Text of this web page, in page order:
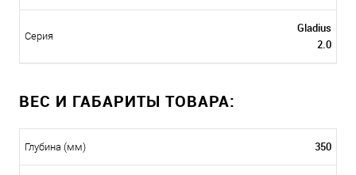
Серия
Gladius
2.0
ВЕС И ГАБАРИТЫ ТОВАРА:
Глубина (мм) 350